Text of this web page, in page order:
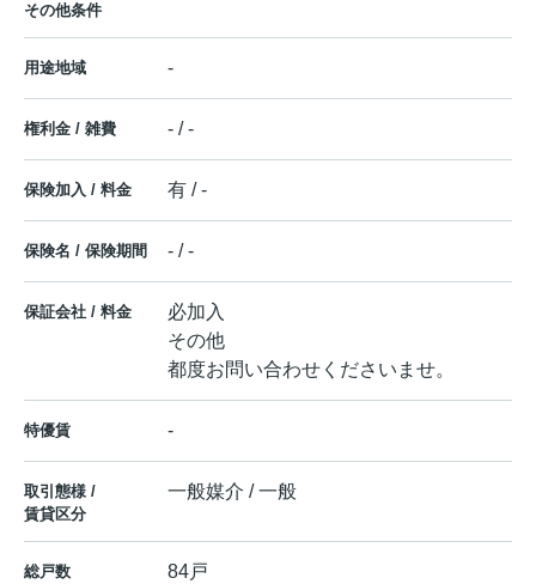
その他条件
用途地域 -
権利金 / 雑費 - / -
保険加入 / 料金 有 / -
保険名 / 保険期間 - / -
保証会社 / 料金
必加入
その他
都度お問い合わせくださいませ。
特優賃 -
取引態様 /
賃貸区分
一般媒介 / 一般
総戸数 84戸